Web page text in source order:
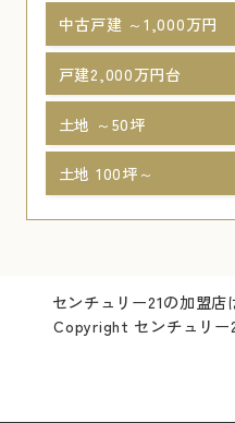
中古戸建 ～1,000万円
戸建2,000万円台
土地 ～50坪
土地 100坪～
センチュリー21の加盟店
Copyright センチュリ